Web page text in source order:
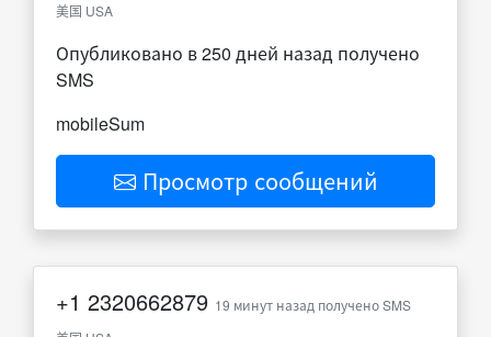
美国 USA
Опубликовано в 250 дней назад получено
SMS
mobileSum
Просмотр сообщений
+1 2320662879 19 минут назад получено SMS